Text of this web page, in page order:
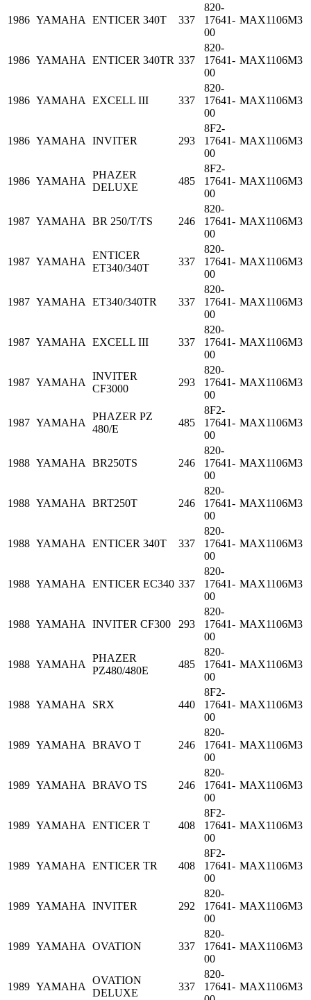
1986 YAMAHA ENTICER 340T 337
820-
17641-
00
MAX1106M3
1986 YAMAHA ENTICER 340TR 337
820-
17641-
00
MAX1106M3
1986 YAMAHA EXCELL III 337
820-
17641-
00
MAX1106M3
1986 YAMAHA INVITER 293
8F2-
17641-
00
MAX1106M3
1986 YAMAHA
PHAZER
DELUXE
485
8F2-
17641-
00
MAX1106M3
1987 YAMAHA BR 250/T/TS 246
820-
17641-
00
MAX1106M3
1987 YAMAHA
ENTICER
ET340/340T
337
820-
17641-
00
MAX1106M3
1987 YAMAHA ET340/340TR 337
820-
17641-
00
MAX1106M3
1987 YAMAHA EXCELL III 337
820-
17641-
00
MAX1106M3
1987 YAMAHA
INVITER
CF3000
293
820-
17641-
00
MAX1106M3
1987 YAMAHA
PHAZER PZ
480/E
485
8F2-
17641-
00
MAX1106M3
1988 YAMAHA BR250TS 246
820-
17641-
00
MAX1106M3
1988 YAMAHA BRT250T 246
820-
17641-
00
MAX1106M3
1988 YAMAHA ENTICER 340T 337
820-
17641-
00
MAX1106M3
1988 YAMAHA ENTICER EC340 337
820-
17641-
00
MAX1106M3
1988 YAMAHA INVITER CF300 293
820-
17641-
00
MAX1106M3
1988 YAMAHA
PHAZER
PZ480/480E
485
820-
17641-
00
MAX1106M3
1988 YAMAHA SRX 440
8F2-
17641-
00
MAX1106M3
1989 YAMAHA BRAVO T 246
820-
17641-
00
MAX1106M3
1989 YAMAHA BRAVO TS 246
820-
17641-
00
MAX1106M3
1989 YAMAHA ENTICER T 408
8F2-
17641-
00
MAX1106M3
1989 YAMAHA ENTICER TR 408
8F2-
17641-
00
MAX1106M3
1989 YAMAHA INVITER 292
820-
17641-
00
MAX1106M3
1989 YAMAHA OVATION 337
820-
17641-
00
MAX1106M3
1989 YAMAHA
OVATION
DELUXE
337
820-
17641- MAX1106M3